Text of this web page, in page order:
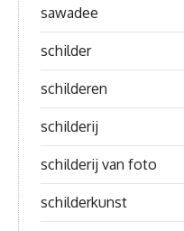
sawadee
schilder
schilderen
schilderij
schilderij van foto
schilderkunst